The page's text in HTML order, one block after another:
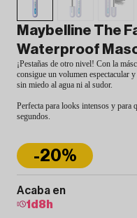
Maybelline The
Waterproof
¡Pestañas de otro nivel! Con la
consigue un volumen espectacular
sin miedo al agua ni al sudor.
Perfecta para looks intensos y para
segundos.
-20%
Acaba en
1 d 8 h